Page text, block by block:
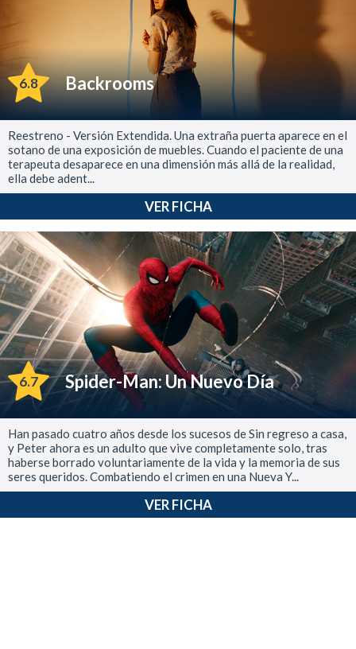
6.8 Backrooms
Reestreno - Versión Extendida. Una extraña puerta aparece en el
sotano de una exposición de muebles. Cuando el paciente de una
terapeuta desaparece en una dimensión más allá de la realidad,
ella debe adent...
VER FICHA
6.7 Spider-Man: Un Nuevo Día
Han pasado cuatro años desde los sucesos de Sin regreso a casa,
y Peter ahora es un adulto que vive completamente solo, tras
haberse borrado voluntariamente de la vida y la memoria de sus
seres queridos. Combatiendo el crimen en una Nueva Y...
VER FICHA